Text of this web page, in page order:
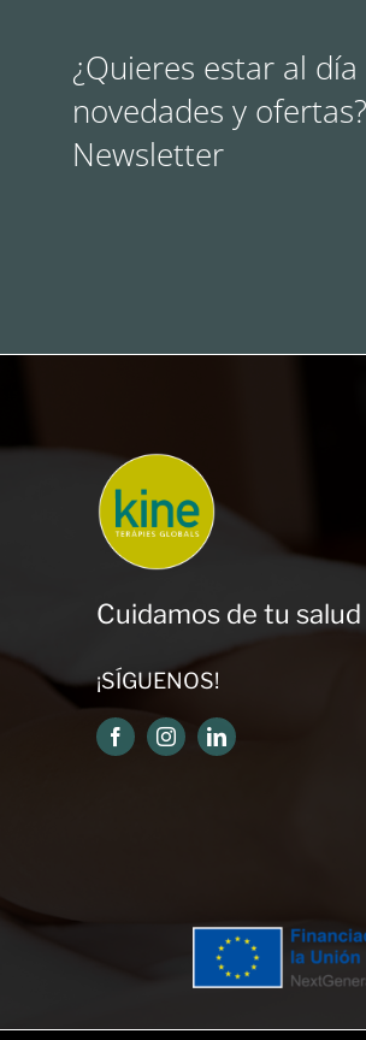
¿Quieres estar al
novedades y
Newsletter
Cuidamos de tu salud
¡SÍGUENOS!